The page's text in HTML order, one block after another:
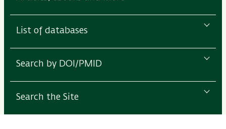
List of databases
Search by DOI/PMID
Search the Site